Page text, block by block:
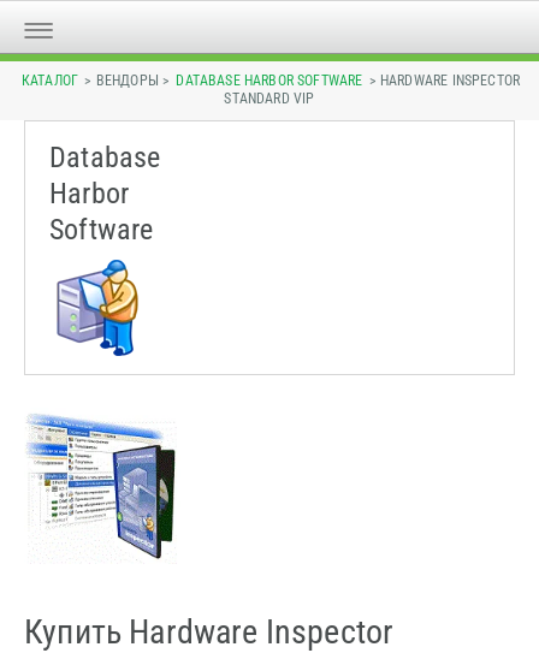
КАТАЛОГ > ВЕНДОРЫ > DATABASE HARBOR SOFTWARE > HARDWARE INSPECTOR
STANDARD VIP
Database
Harbor
Software
Купить Hardware Inspector